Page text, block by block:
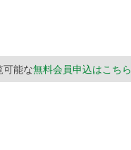
可能な無料会員申込はこちら